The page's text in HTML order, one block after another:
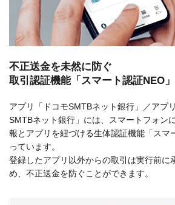
不正送金を未然に防ぐ
取引認証機能「スマート認証NEO」
アプリ「ドコモSMTBネット銀行」／アプ
SMTBネット銀行」には、スマートフォン
報とアプリを紐づける生体認証機能「スマ
っています。
登録したアプリ以外からの取引は実行前に
め、不正送金を防ぐことができます。